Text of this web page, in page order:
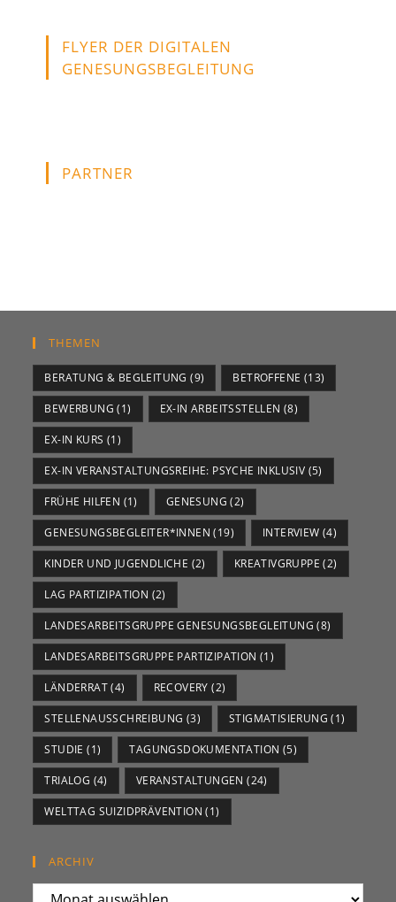
FLYER DER DIGITALEN
GENESUNGSBEGLEITUNG
PARTNER
THEMEN
BERATUNG & BEGLEITUNG (9) BETROFFENE (13)
BEWERBUNG (1) EX-IN ARBEITSSTELLEN (8)
EX-IN KURS (1)
EX-IN VERANSTALTUNGSREIHE: PSYCHE INKLUSIV (5)
FRÜHE HILFEN (1) GENESUNG (2)
GENESUNGSBEGLEITER*INNEN (19) INTERVIEW (4)
KINDER UND JUGENDLICHE (2) KREATIVGRUPPE (2)
LAG PARTIZIPATION (2)
LANDESARBEITSGRUPPE GENESUNGSBEGLEITUNG (8)
LANDESARBEITSGRUPPE PARTIZIPATION (1)
LÄNDERRAT(4) RECOVERY (2)
STELLENAUSSCHREIBUNG (3) STIGMATISIERUNG (1)
STUDIE (1) TAGUNGSDOKUMENTATION (5)
TRIALOG (4) VERANSTALTUNGEN (24)
WELTTAG SUIZIDPRÄVENTION (1)
ARCHIV
ARCHIV